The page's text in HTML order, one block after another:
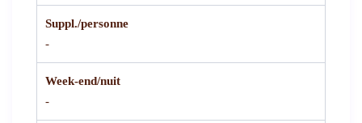
Suppl./personne
-
Week-end/nuit
-